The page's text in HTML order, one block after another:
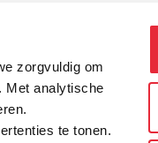
zorgvuldig om
Met analytische
te tonen.
Verzending &
Aansluit instructies